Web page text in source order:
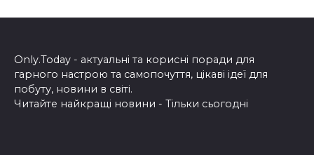
Only.Today - актуальні та корисні поради для
гарного настрою та самопочуття, цікаві ідеї для
побуту, новини в світі.
Читайте найкращі новини - Тільки сьогодні